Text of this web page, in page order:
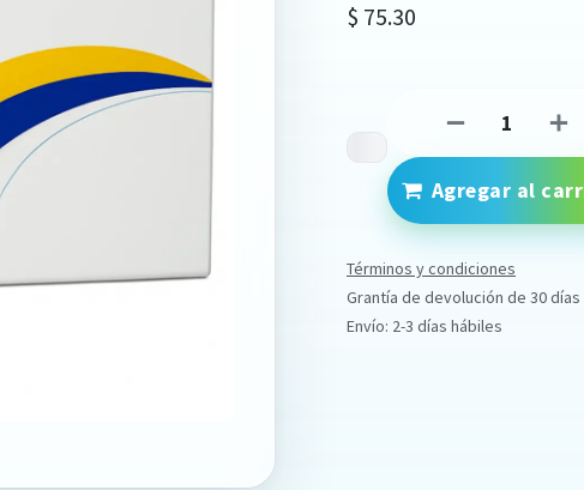
$ 75.30
Agregar al
Términos y condiciones
Grantía de devolución de 30 días
Envío: 2-3 días hábiles